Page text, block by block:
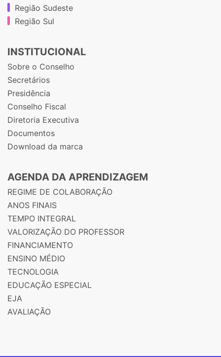
Região Sudeste
Região Sul
INSTITUCIONAL
Sobre o Conselho
Secretários
Presidência
Conselho Fiscal
Diretoria Executiva
Documentos
Download da marca
AGENDA DA APRENDIZAGEM
REGIME DE COLABORAÇÃO
ANOS FINAIS
TEMPO INTEGRAL
VALORIZAÇÃO DO PROFESSOR
FINANCIAMENTO
ENSINO MÉDIO
TECNOLOGIA
EDUCAÇÃO ESPECIAL
EJA
AVALIAÇÃO